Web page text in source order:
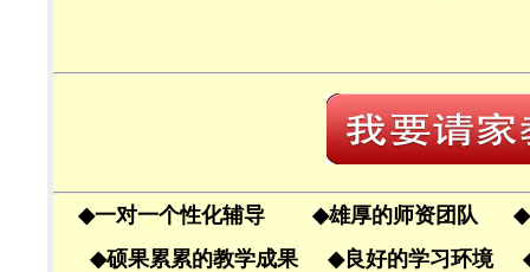
◆一对一个性化辅导 ◆雄厚的师资团队 ◆
◆硕果累累的教学成果 ◆良好的学习环境